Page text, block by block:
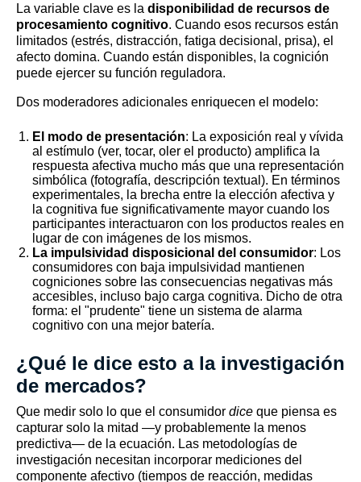
La variable clave es la disponibilidad de recursos de
procesamiento cognitivo. Cuando esos recursos están
limitados (estrés, distracción, fatiga decisional, prisa), el
afecto domina. Cuando están disponibles, la cognición
puede ejercer su función reguladora.
Dos moderadores adicionales enriquecen el modelo:
El modo de presentación: La exposición real y vívida
al estímulo (ver, tocar, oler el producto) amplifica la
respuesta afectiva mucho más que una representación
simbólica (fotografía, descripción textual). En términos
experimentales, la brecha entre la elección afectiva y
la cognitiva fue significativamente mayor cuando los
participantes interactuaron con los productos reales en
lugar de con imágenes de los mismos.
La impulsividad disposicional del consumidor: Los
consumidores con baja impulsividad mantienen
cogniciones sobre las consecuencias negativas más
accesibles, incluso bajo carga cognitiva. Dicho de otra
forma: el "prudente" tiene un sistema de alarma
cognitivo con una mejor batería.
¿Qué le dice esto a la investigación
de mercados?
Que medir solo lo que el consumidor dice que piensa es
capturar solo la mitad —y probablemente la menos
predictiva— de la ecuación. Las metodologías de
investigación necesitan incorporar mediciones del
componente afectivo (tiempos de reacción, medidas